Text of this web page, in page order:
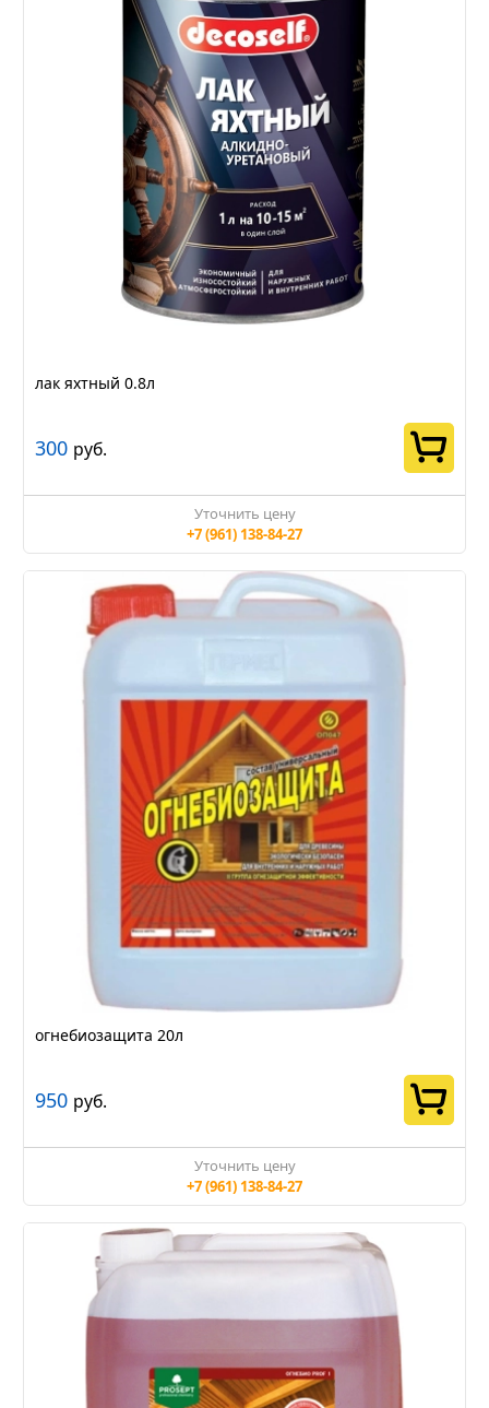
лак яхтный 0.8л
300 руб.
Уточнить цену
+7 (961) 138-84-27
огнебиозащита 20л
950 руб.
Уточнить цену
+7 (961) 138-84-27